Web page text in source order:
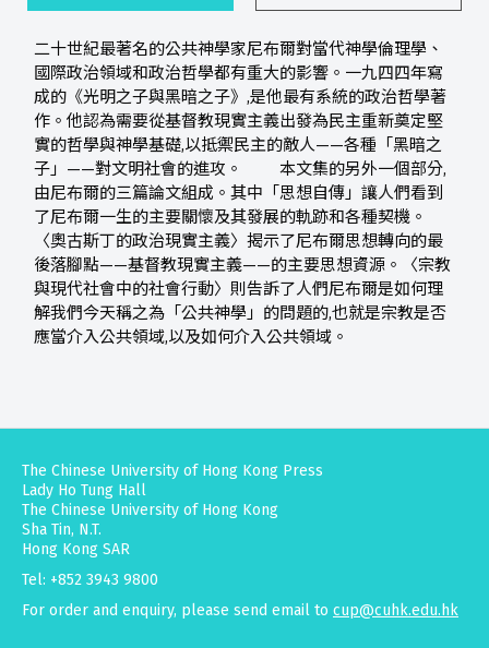
二十世紀最著名的公共神學家尼布爾對當代神學倫理學、
國際政治領域和政治哲學都有重大的影響。一九四四年寫
成的《光明之子與黑暗之子》,是他最有系統的政治哲學著
作。他認為需要從基督教現實主義出發為民主重新奠定堅
實的哲學與神學基礎,以抵禦民主的敵人——各種「黑暗之
子」——對文明社會的進攻。 本文集的另外一個部分,
由尼布爾的三篇論文組成。其中「思想自傳」讓人們看到
了尼布爾一生的主要關懷及其發展的軌跡和各種契機。
〈奧古斯丁的政治現實主義〉揭示了尼布爾思想轉向的最
後落腳點——基督教現實主義——的主要思想資源。〈宗教
與現代社會中的社會行動〉則告訴了人們尼布爾是如何理
解我們今天稱之為「公共神學」的問題的,也就是宗教是否
應當介入公共領域,以及如何介入公共領域。
The Chinese University of Hong Kong Press
Lady Ho Tung Hall
The Chinese University of Hong Kong
Sha Tin, N.T.
Hong Kong SAR
Tel: +852 3943 9800
For order and enquiry, please send email to cup@cuhk.edu.hk